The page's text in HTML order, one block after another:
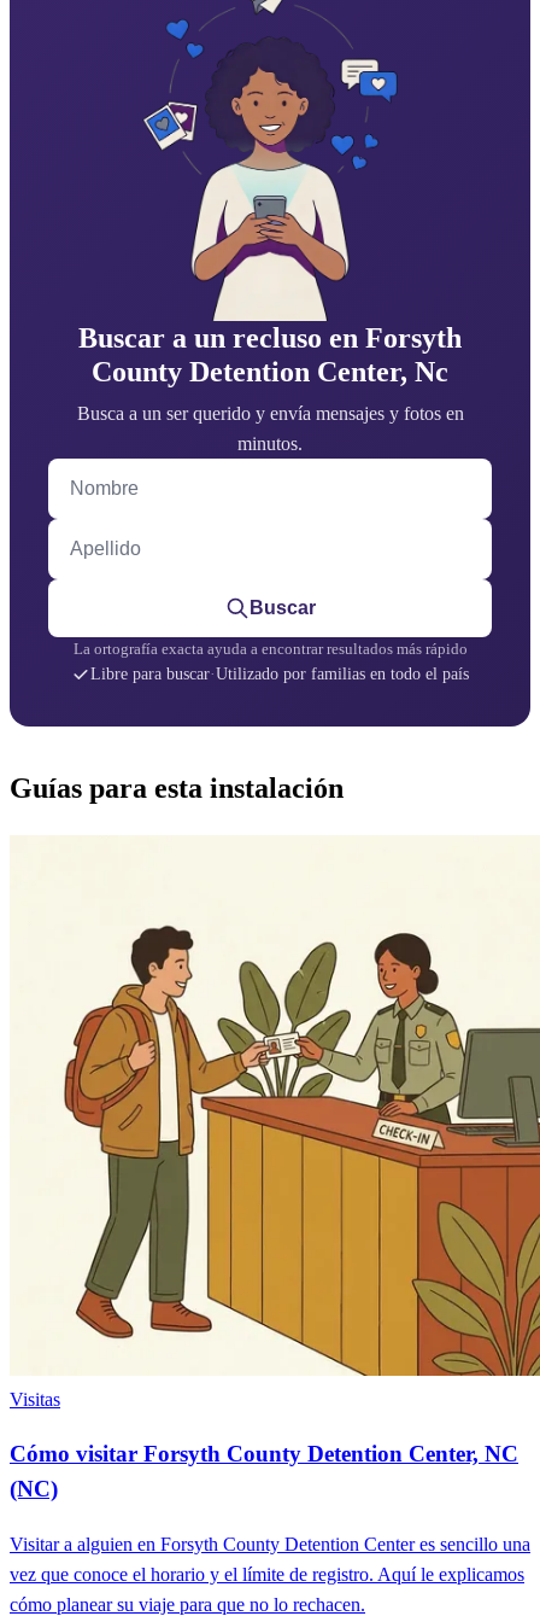
Buscar a un recluso en Forsyth
County Detention Center, Nc
Busca a un ser querido y envía mensajes y fotos en
minutos.
Nombre
Apellido
Buscar
La ortografía exacta ayuda a encontrar resultados más rápido
Libre para buscar·Utilizado por familias en todo el país
Guías para esta instalación
Visitas
Cómo visitar Forsyth County Detention Center, NC
(NC)
Visitar a alguien en Forsyth County Detention Center es sencillo una
vez que conoce el horario y el límite de registro. Aquí le explicamos
cómo planear su viaje para que no lo rechacen.